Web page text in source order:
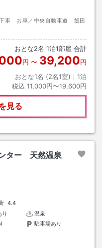
車 お車／中央自動車道 飯田
おとな2名 1泊1部屋 合計
円 〜 39,200円
おとな1名 (2名1室)｜ 1泊
税込 11,000円〜19,600円
見る
ター 天然温泉
4.4
り
温泉
駐車場あり